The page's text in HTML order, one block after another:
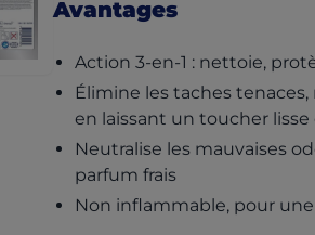
Avantages
Action 3-en-1 : nettoie,
Élimine les taches tenaces,
en laissant un toucher
Neutralise les mauvaises
parfum frais
Non inflammable, pour